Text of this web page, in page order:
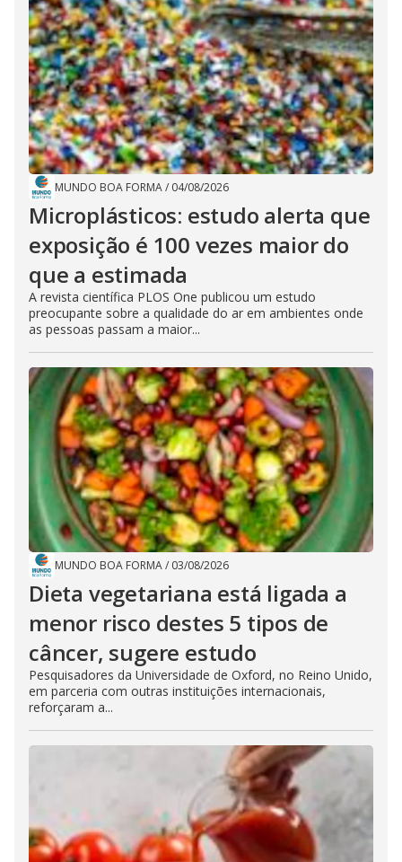
MUNDO BOA FORMA/ 04/08/2026
Microplásticos: estudo alerta que
exposição é 100 vezes maior do
que a estimada
A revista científica PLOS One publicou um estudo
preocupante sobre a qualidade do ar em ambientes onde
as pessoas passam a maior...
MUNDO BOA FORMA/ 03/08/2026
Dieta vegetariana está ligada a
menor risco destes 5 tipos de
câncer, sugere estudo
Pesquisadores da Universidade de Oxford, no Reino Unido,
em parceria com outras instituições internacionais,
reforçaram a...